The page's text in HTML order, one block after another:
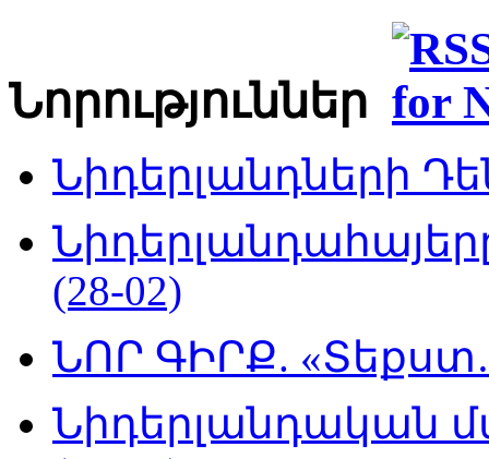
Նորություններ
Նիդերլանդների
(28-02)
ՆՈՐ ԳԻՐՔ.
Նիդերլանդական